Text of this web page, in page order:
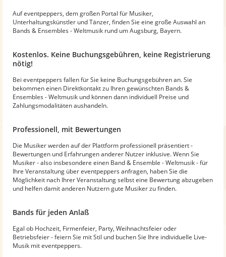
Auf eventpeppers, dem großen Portal für Musiker,
Unterhaltungskünstler und Tänzer, finden Sie eine große Auswahl an
Bands & Ensembles - Weltmusik rund um Augsburg, Bayern.
Kostenlos. Keine Buchungsgebühren, keine Registrierung
nötig!
Bei eventpeppers fallen für Sie keine Buchungsgebühren an. Sie
bekommen einen Direktkontakt zu Ihren gewünschten Bands &
Ensembles - Weltmusik und können dann individuell Preise und
Zahlungsmodalitäten aushandeln.
Professionell, mit Bewertungen
Die Musiker werden auf der Plattform professionell präsentiert -
Bewertungen und Erfahrungen anderer Nutzer inklusive. Wenn Sie
Musiker - also insbesondere einen Band & Ensemble - Weltmusik - für
Ihre Veranstaltung über eventpeppers anfragen, haben Sie die
Möglichkeit nach Ihrer Veranstaltung selbst eine Bewertung abzugeben
und helfen damit anderen Nutzern gute Musiker zu finden.
Bands für jeden Anlaß
Egal ob Hochzeit, Firmenfeier, Party, Weihnachtsfeier oder
Betriebsfeier - feiern Sie mit Stil und buchen Sie Ihre individuelle Live-
Musik mit eventpeppers.